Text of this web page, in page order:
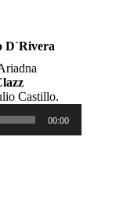
D`Rivera
Castillo.
audio
00:00